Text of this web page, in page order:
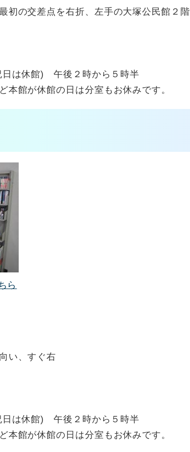
初の交差点を右折、左手の大塚公民館２階
日は休館) 午後２時から５時半
館が休館の日は分室もお休みです。
ら
い、すぐ右
日は休館) 午後２時から５時半
館が休館の日は分室もお休みです。